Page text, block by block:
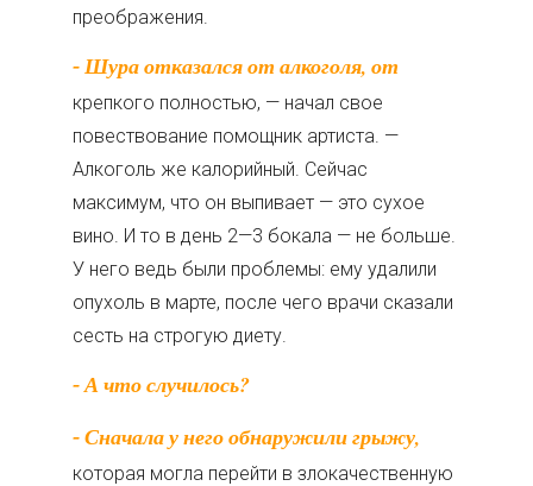
преображения.
- Шура отказался от алкоголя, от
крепкого полностью, — начал свое
повествование помощник артиста. —
Алкоголь же калорийный. Сейчас
максимум, что он выпивает — это сухое
вино. И то в день 2—3 бокала — не больше.
У него ведь были проблемы: ему удалили
опухоль в марте, после чего врачи сказали
сесть на строгую диету.
- А что случилось?
- Сначала у него обнаружили грыжу,
которая могла перейти в злокачественную